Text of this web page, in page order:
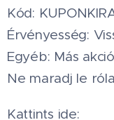
Kód:
Érvényesség:
Egyéb: Más
Ne maradj le
Kattints ide: